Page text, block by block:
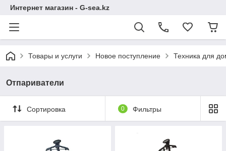
Интернет магазин - G-sea.kz
Товары и услуги Новое поступление Техника для
Отпариватели
Сортировка 0 Фильтры